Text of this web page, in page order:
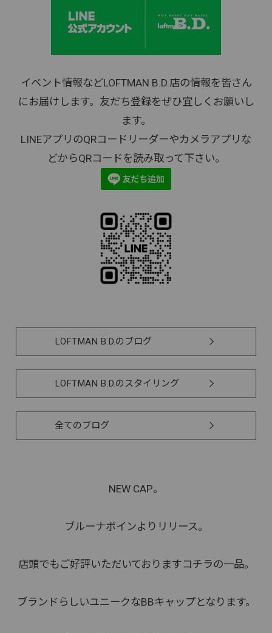
イベント情報などLOFTMAN B.D.店の情報を皆さん
にお届けします。友だち登録をぜひ宜しくお願いし
ます。
LINEアプリのQRコードリーダーやカメラアプリな
どからQRコードを読み取って下さい。
LOFTMAN B.D.のブログ
LOFTMAN B.D.のスタイリング
全てのブログ
NEW CAP。
ブルーナボインよりリリース。
店頭でもご好評いただいておりますコチラの一品。
ブランドらしいユニークなBBキャップとなります。